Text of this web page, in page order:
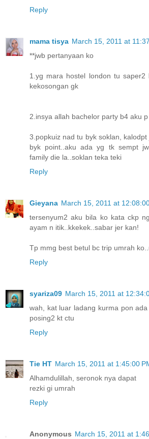
Reply
mama tisya March 15, 2011 at
**jwb pertanyaan ko
1.yg mara hostel london tu
kekosongan gk
2.insya allah bachelor party b4 aku
3.popkuiz nad tu byk soklan,
byk point..aku ada yg tk sempt
family die la..soklan teka teki
Reply
Gieyana March 15, 2011 at
tersenyum2 aku bila ko kata ckp
ayam n itik..kkekek..sabar jer kan!
Tp mmg best betul bc trip umrah
Reply
syariza09 March 15, 2011 at
wah, kat luar ladang kurma pon
posing2 kt ctu
Reply
Tie HT March 15, 2011 at 1:45:00
Alhamdulillah, seronok nya dapat
rezki gi umrah
Reply
Anonymous March 15, 2011 at